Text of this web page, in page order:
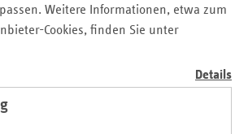
Weitere Informationen, etwa zum
Cookies, finden Sie unter
Details
der Sachverständigenrat für Gesundheit
Gutachten zu Arzneimittelpreisen
sich kein Zusammenhang zwischen
und Standortentscheidungen
Unternehmen nachweisen lässt.
Rahmenbedingungen für Forschung,